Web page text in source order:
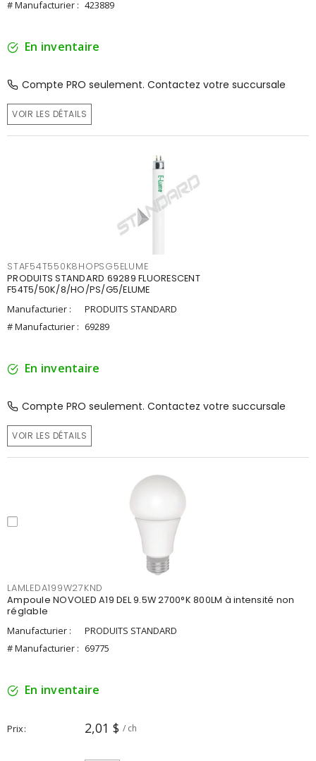
# Manufacturier : 423889
En inventaire
Compte PRO seulement. Contactez votre succursale
VOIR LES DÉTAILS
STAF54T550K8HOPSG5ELUME
PRODUITS STANDARD 69289 FLUORESCENT
F54T5/50K/8/HO/PS/G5/ELUME
Manufacturier :
PRODUITS STANDARD
# Manufacturier : 69289
En inventaire
Compte PRO seulement. Contactez votre succursale
VOIR LES DÉTAILS
LAMLEDA199W27KND
Ampoule NOVOLED A19 DEL 9.5W 2700°K 800LM à intensité non
réglable
Manufacturier :
PRODUITS STANDARD
# Manufacturier : 69775
En inventaire
Prix 2,01 $ / ch